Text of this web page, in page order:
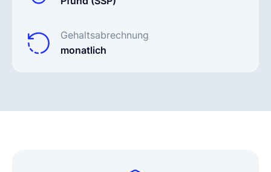
Gehaltsabrechnung
monatlich